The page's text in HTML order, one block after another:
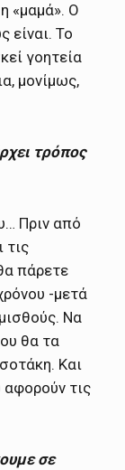
«μαμά». Ο
είναι. Το
γοητεία
μονίμως,
τρόπος
Πριν από
τις
πάρετε
-μετά
Να
θα τα
Και
τις
σε